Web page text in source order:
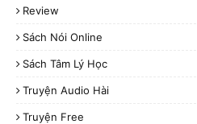
Review
Sách Nói Online
Sách Tâm Lý Học
Truyện Audio Hài
Truyện Free